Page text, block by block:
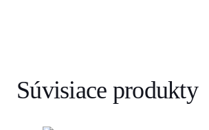
Súvisiace produkty